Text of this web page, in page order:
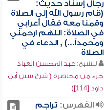
رجال إسناد حديث:
(قام رسول الله إلى الصلاة
وقمنا معه فقال أعرابي
في الصلاة: اللهم ارحمني
ومحمداً...) , الدعاء في
الصلاة
للشيخ: عبد المحسن العباد
جزء من محاضرة ( شرح سنن أبي
داود [114])
الفهرس: تراجم